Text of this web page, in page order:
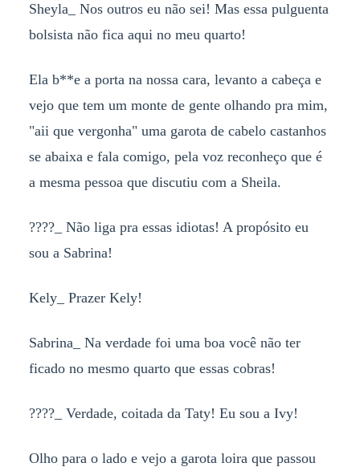
Sheyla_ Nos outros eu não sei! Mas essa pulguenta
bolsista não fica aqui no meu quarto!
Ela b**e a porta na nossa cara, levanto a cabeça e
vejo que tem um monte de gente olhando pra mim,
"aii que vergonha" uma garota de cabelo castanhos
se abaixa e fala comigo, pela voz reconheço que é
a mesma pessoa que discutiu com a Sheila.
????_ Não liga pra essas idiotas! A propósito eu
sou a Sabrina!
Kely_ Prazer Kely!
Sabrina_ Na verdade foi uma boa você não ter
ficado no mesmo quarto que essas cobras!
????_ Verdade, coitada da Taty! Eu sou a Ivy!
Olho para o lado e vejo a garota loira que passou